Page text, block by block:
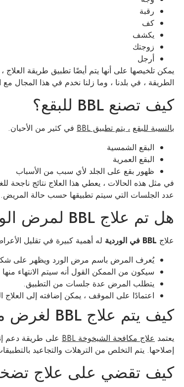
رقبة
كف
يكشف
زوجتك
أرجل
يمكن تلخيصها على أنها يتم أيضًا تطبيق طريقة
الطريقة ، في بلدنا ، وما زلنا نخدم في هذا المجال
كيف تصنع BBL للبقع؟
بالنسبة للبقع ، يتم تطبيق BBL
في كثير من الأحيان.
البقع الشمسية
البقع العمرية
ظهور بقع على الجلد لأي سبب من الأسباب
عدد الجلسات التي سيتم تطبيقها حسب حالة
هل تم علاج BBL لمرض الوردية؟
علاج BBL في الوردية له أهمية كبيرة في تقليل
يُعرف المرض باسم مرض الورد ويظهر على
سيكون من الممكن القول أنه سيتم الانتهاء
يتطلب المرض عدة جلسات من التطبيق.
اعتمادًا على الموقف ، يمكن إضافته إلى العلاج
كيف يتم علاج BBL لغرض مضاد للشيخوخة؟
يعتمد علاج مكافحة الشيخوخة BBL
على طريقة دعم
إصلاحها. يتم التخلص من الترهلات والتجاعيد
كيف تقضي على علاج تضخم